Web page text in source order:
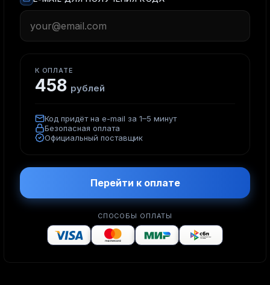
К ОПЛАТЕ
458 рублей
Код придёт на e-mail за 1–5 минут
Безопасная оплата
Официальный поставщик
Перейти к оплате
СПОСОБЫ ОПЛАТЫ